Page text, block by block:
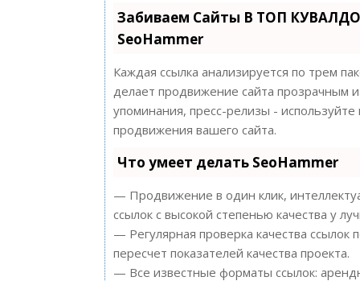
Забиваем Сайты В ТОП
SeoHammer
Каждая ссылка анализируется по трем
делает продвижение сайта прозрачным
упоминания, пресс-релизы -
продвижения вашего сайта.
Что умеет делать SeoHammer
— Продвижение в один клик,
ссылок с высокой степенью качества у
— Регулярная проверка качества
пересчет показателей качества проекта.
— Все известные форматы ссылок: